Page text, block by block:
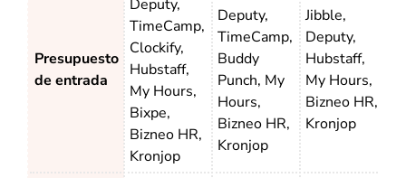
Presupuesto
de entrada
Deputy,
TimeCamp,
Clockify,
Hubstaff,
My Hours,
Bixpe,
Bizneo HR,
Kronjop
Deputy,
TimeCamp,
Buddy
Punch, My
Hours,
Bizneo HR,
Kronjop
Jibble,
Deputy,
Hubstaff,
My Hours,
Bizneo HR,
Kronjop